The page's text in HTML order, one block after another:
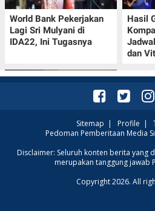
World Bank Pekerjakan
Lagi Sri Mulyani di
IDA22, Ini Tugasnya
Hasil
dan
Jadwal Persija vs Arema
FC Perebutan Juara 3
Sitemap | Profile |
Pedoman Pemberitaan Media
Disclaimer: Seluruh konten berita yang
merupakan tanggung jawab
Copyright 2026. All